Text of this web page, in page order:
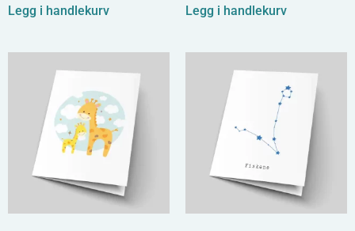
Legg i handlekurv Legg i handlekurv